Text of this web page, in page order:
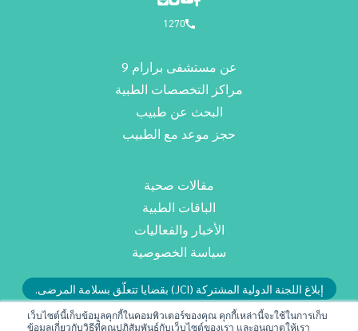
เว็บไซต์นี้เก็บข้อมูลคุกกี้ในคอมพิวเตอร์ของคุณ คุกกี้เหล่านี้จะใช้ในการเก็บ
ข้อมูลเกี่ยวกับวิธีที่คุณปฏิสัมพันธ์กับเว็บไซต์ของเรา และอนุญาตให้เรา
1270
عن مستشفى برارام 9
مراكز التخصصات الطبية
البحث عن طبيب
حجز موعد مع الطبيب
مقالات صحية
الباقات الطبية
الأخبار والفعاليات
سياسة الخصوصية
إبلاغ اللجنة الدولية المشتركة (JCI) بقضايا تتعلّق بسلامة المرضى.
أو راسلونا عبر البريد الإلكتروني: RMD@praram9.com